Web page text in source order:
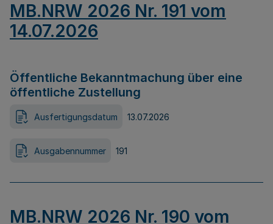
MB.NRW 2026 Nr. 191 vom
14.07.2026
Öffentliche Bekanntmachung über eine
öffentliche Zustellung
Ausfertigungsdatum 13.07.2026
Ausgabennummer 191
MB.NRW 2026 Nr. 190 vom